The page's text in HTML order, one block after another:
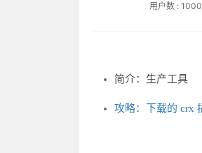
用户数 :
简介：生产工具
攻略：下载的 crx